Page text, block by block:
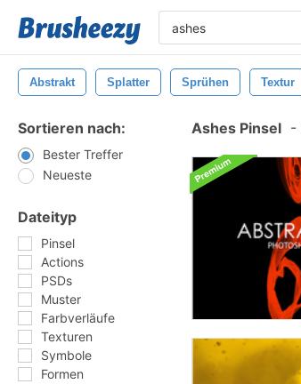
Abstrakt Splatter Sprühen Textur
Sortieren nach:
Bester Treffer
Neueste
Dateityp
Pinsel
Actions
PSDs
Muster
Farbverläufe
Texturen
Symbole
Formen
Ashes Pinsel -